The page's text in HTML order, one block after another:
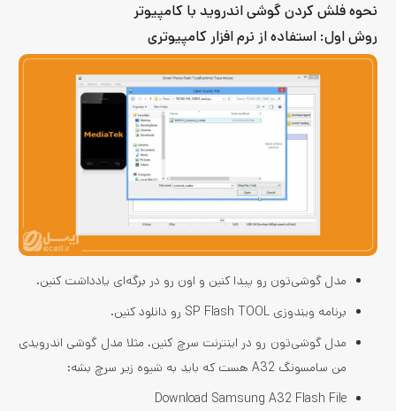
نحوه فلش کردن گوشی اندروید با کامپیوتر
روش اول: استفاده از نرم افزار کامپیوتری
مدل گوشی‌تون رو پیدا کنین و اون رو در برگه‌ای یادداشت کنین.
برنامه ویندوزی SP Flash TOOL رو دانلود کنین.
مدل گوشی‌‌تون رو در اینترنت سرچ کنین. مثلا مدل گوشی اندرویدی
من سامسونگ A32 هست که باید به شیوه زیر سرچ بشه:
Download Samsung A32 Flash File